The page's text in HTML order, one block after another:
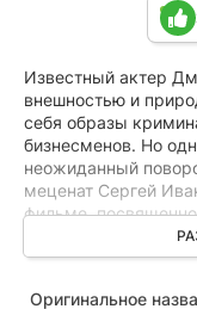
Известный актер
внешностью и
себя образы
бизнесменов. Но
неожиданный
меценат Сергей
фильме,
лихих девяностых.
слишком
Оригинальное